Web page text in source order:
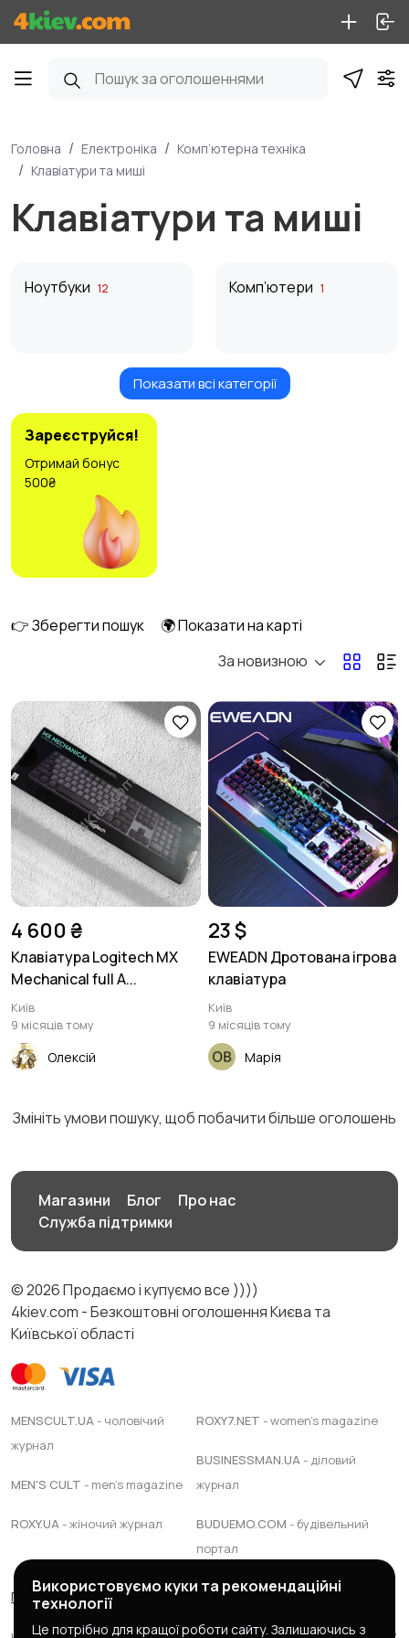
Головна Електроніка
Комп’ютерна техніка
Клавіатури та миші
Клавіатури та миші
Ноутбуки 12 Комп’ютери 1
Клавіатури та миші
Оргтехніка та
витратні матеріали
та картрідери
Програмне
забезпечення 1
Рулі, джойстики та
геймпади
Комплектуючі та
запчастини
5
Аксесуари 2
Показати всі категорії
Зареєструйся!
Отримай бонус
500₴
👉 Зберегти пошук
🌍 Показати на карті
За новизною
4 600 ₴
Клавіатура Logitech MX
Mechanical full A...
Київ
9 місяців тому
Олексій
23 $
EWEADN Дротована ігрова
клавіатура
Київ
9 місяців тому
Марія
Змініть умови пошуку, щоб побачити більше оголошень
Магазини Блог
Про нас
Служба підтримки
© 2026 Продаємо і купуємо все ))))
4kiev.com - Безкоштовні оголошення Києва та
Київської області
MENSCULT.UA- чоловічий
журнал
MEN'S CULT - men's magazine
ROXY.UA- жіночий журнал
ROXY7.NET - women's magazine
BUSINESSMAN.UA- діловий
журнал
BUDUEMO.COM - будівельний
портал
Правила сервісу Політика конфіденційності
Використовуємо куки та рекомендаційні
технології
Це потрібно для кращої роботи сайту. Залишаючись з